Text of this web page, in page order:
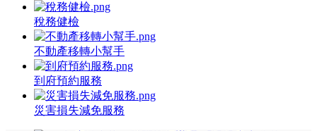
稅務健檢
不動產移轉小幫手
到府預約服務
災害損失減免服務